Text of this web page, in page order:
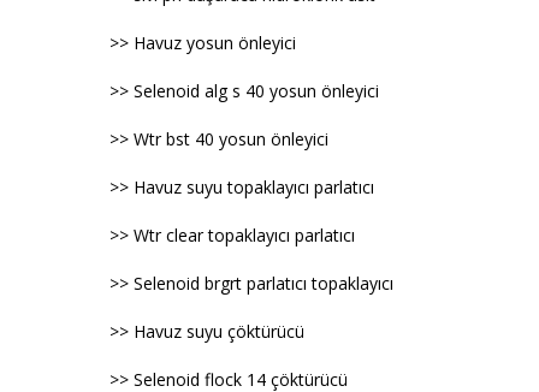
>> Havuz yosun önleyici
>> Selenoid alg s 40 yosun önleyici
>> Wtr bst 40 yosun önleyici
>> Havuz suyu topaklayıcı parlatıcı
>> Wtr clear topaklayıcı parlatıcı
>> Selenoid brgrt parlatıcı topaklayıcı
>> Havuz suyu çöktürücü
>> Selenoid flock 14 çöktürücü